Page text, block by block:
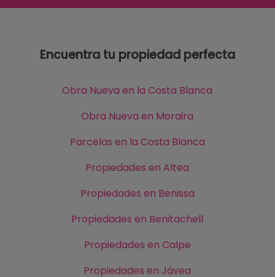
Encuentra tu propiedad perfecta
Obra Nueva en la Costa Blanca
Obra Nueva en Moraira
Parcelas en la Costa Blanca
Propiedades en Altea
Propiedades en Benissa
Propiedades en Benitachell
Propiedades en Calpe
Propiedades en Jávea